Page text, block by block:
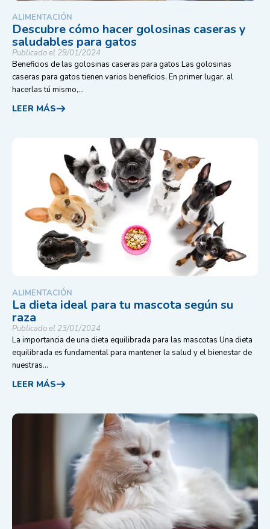
ALIMENTACIÓN
Descubre cómo hacer golosinas caseras y
saludables para gatos
Publicado el 29/01/2024
Beneficios de las golosinas caseras para gatos Las golosinas
caseras para gatos tienen varios beneficios. En primer lugar, al
hacerlas tú mismo,...
LEER MÁS
ALIMENTACIÓN
La dieta ideal para tu mascota según su
raza
Publicado el 23/01/2024
La importancia de una dieta equilibrada para las mascotas Una dieta
equilibrada es fundamental para mantener la salud y el bienestar de
nuestras...
LEER MÁS